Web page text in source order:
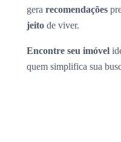
gera recomendações
jeito de viver.
Encontre seu imóvel
quem simplifica sua